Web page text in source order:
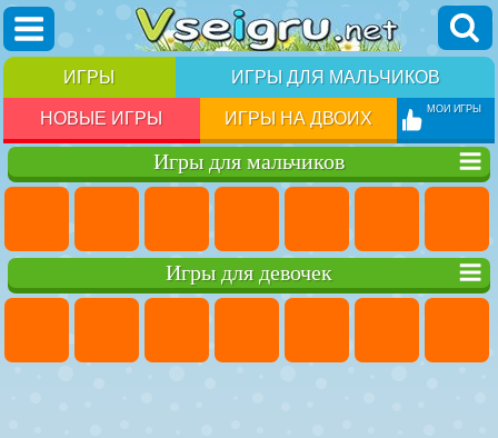
ИГРЫ ИГРЫ ДЛЯ МАЛЬЧИКОВ
НОВЫЕ ИГРЫ ИГРЫ НА ДВОИХ МОИ ИГРЫ
Игры для мальчиков
Игры для девочек